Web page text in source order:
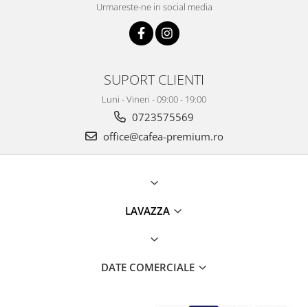
Urmareste-ne in social media
SUPORT CLIENTI
Luni - Vineri - 09:00 - 19:00
0723575569
office@cafea-premium.ro
LAVAZZA
DATE COMERCIALE